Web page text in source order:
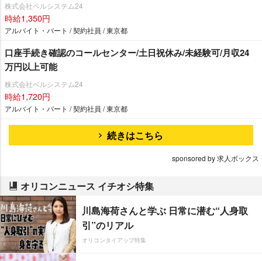
株式会社ベルシステム24
時給1,350円
アルバイト・パート / 契約社員 / 東京都
口座手続き確認のコールセンター/土日祝休み/未経験可/月収24
万円以上可能
株式会社ベルシステム24
時給1,720円
アルバイト・パート / 契約社員 / 東京都
続きはこちら
sponsored by 求人ボックス
オリコンニュース イチオシ特集
川島海荷さんと学ぶ 日常に潜む“人身取
引”のリアル
オリコンタイアップ特集